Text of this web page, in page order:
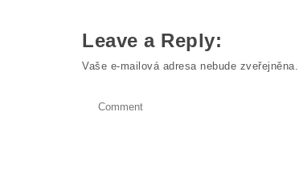
Leave a Reply:
Vaše e-mailová adresa nebude zveřejněna.